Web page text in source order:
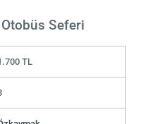
Seferi
TL